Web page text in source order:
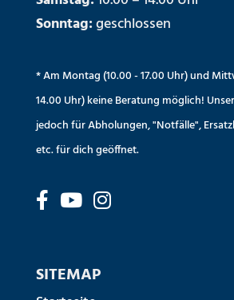
Sonntag:geschlossen
* Am Montag (10.00 - 17.00 Uhr) und
14.00 Uhr) keine Beratung möglich!
jedoch für Abholungen, "Notfälle",
etc. für dich geöffnet.
SITEMAP